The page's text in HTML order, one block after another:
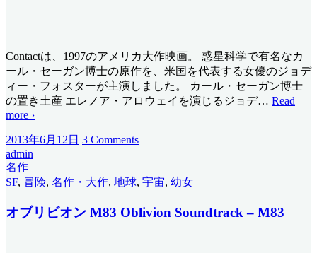
Contactは、1997のアメリカ大作映画。 惑星科学で有名なカ
ール・セーガン博士の原作を、米国を代表する女優のジョデ
ィー・フォスターが主演しました。 カール・セーガン博士
の置き土産 エレノア・アロウェイを演じるジョデ… Read
more ›
2013年6月12日 3 Comments
admin
名作
SF, 冒険, 名作・大作, 地球, 宇宙, 幼女
オブリビオン M83 Oblivion Soundtrack – M83